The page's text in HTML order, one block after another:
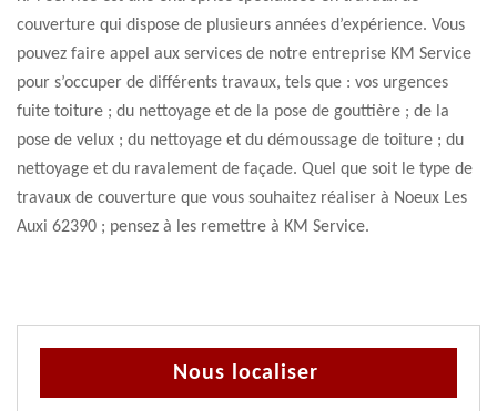
couverture qui dispose de plusieurs années d’expérience. Vous
pouvez faire appel aux services de notre entreprise KM Service
pour s’occuper de différents travaux, tels que : vos urgences
fuite toiture ; du nettoyage et de la pose de gouttière ; de la
pose de velux ; du nettoyage et du démoussage de toiture ; du
nettoyage et du ravalement de façade. Quel que soit le type de
travaux de couverture que vous souhaitez réaliser à Noeux Les
Auxi 62390 ; pensez à les remettre à KM Service.
Nous localiser